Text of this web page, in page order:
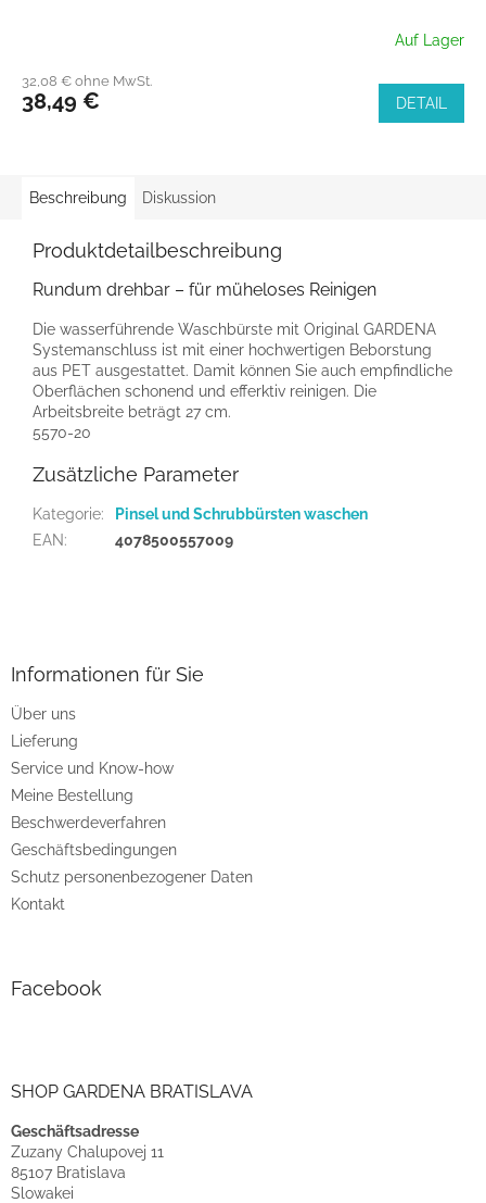
Auf Lager
32,08 € ohne MwSt.
38,49 € DETAIL
Beschreibung Diskussion
Produktdetailbeschreibung
Rundum drehbar – für müheloses Reinigen
Die wasserführende Waschbürste mit Original GARDENA
Systemanschluss ist mit einer hochwertigen Beborstung
aus PET ausgestattet. Damit können Sie auch empfindliche
Oberflächen schonend und efferktiv reinigen. Die
Arbeitsbreite beträgt 27 cm.
5570-20
Zusätzliche Parameter
Kategorie:
Pinsel und Schrubbürsten waschen
EAN: 4078500557009
e
Informationen für Sie
Über uns
Lieferung
Service und Know-how
Meine Bestellung
Beschwerdeverfahren
Geschäftsbedingungen
Schutz personenbezogener Daten
Kontakt
Facebook
SHOP GARDENA BRATISLAVA
Geschäftsadresse
Zuzany Chalupovej 11
85107 Bratislava
Slowakei